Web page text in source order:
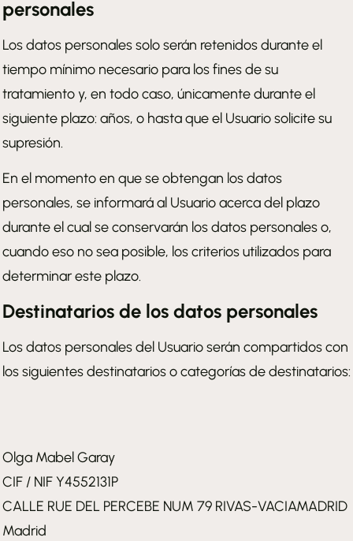
personales
Los datos personales solo serán retenidos durante el
tiempo mínimo necesario para los fines de su
tratamiento y, en todo caso, únicamente durante el
siguiente plazo: años, o hasta que el Usuario solicite su
supresión.
En el momento en que se obtengan los datos
personales, se informará al Usuario acerca del plazo
durante el cual se conservarán los datos personales o,
cuando eso no sea posible, los criterios utilizados para
determinar este plazo.
Destinatarios de los datos personales
Los datos personales del Usuario serán compartidos con
los siguientes destinatarios o categorías de destinatarios:
Olga Mabel Garay
CIF / NIF Y4552131P
CALLE RUE DEL PERCEBE NUM 79 RIVAS-VACIAMADRID
Madrid